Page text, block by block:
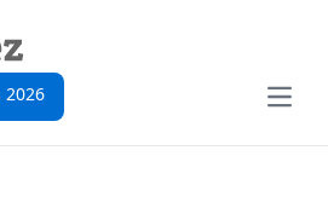
2026
Open